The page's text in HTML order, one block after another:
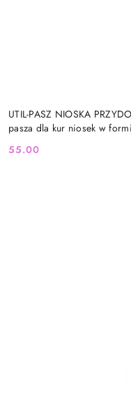
UTIL-PASZ NIOSKA
pasza dla kur niosek w
Cena:
55.00